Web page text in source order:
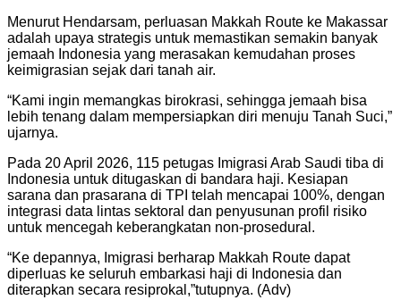
Menurut Hendarsam, perluasan Makkah Route ke Makassar
adalah upaya strategis untuk memastikan semakin banyak
jemaah Indonesia yang merasakan kemudahan proses
keimigrasian sejak dari tanah air.
“Kami ingin memangkas birokrasi, sehingga jemaah bisa
lebih tenang dalam mempersiapkan diri menuju Tanah Suci,”
ujarnya.
Pada 20 April 2026, 115 petugas Imigrasi Arab Saudi tiba di
Indonesia untuk ditugaskan di bandara haji. Kesiapan
sarana dan prasarana di TPI telah mencapai 100%, dengan
integrasi data lintas sektoral dan penyusunan profil risiko
untuk mencegah keberangkatan non-prosedural.
“Ke depannya, Imigrasi berharap Makkah Route dapat
diperluas ke seluruh embarkasi haji di Indonesia dan
diterapkan secara resiprokal,”tutupnya. (Adv)